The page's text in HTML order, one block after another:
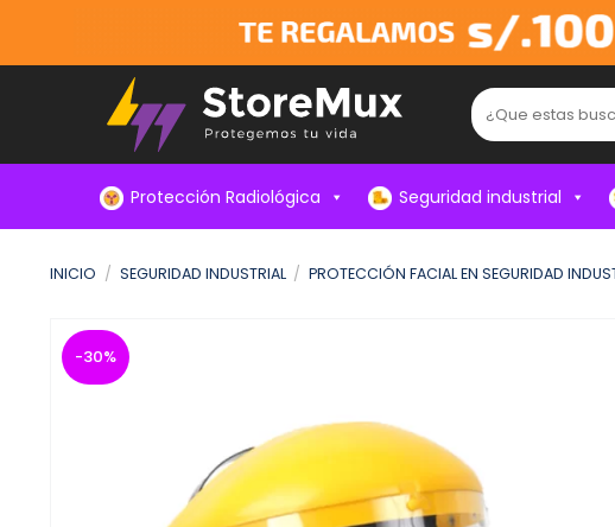
content
Buscar:
Protección Radiológica Seguridad industrial
INICIO / SEGURIDAD INDUSTRIAL / PROTECCIÓN FACIAL EN SEGURIDAD
-30%